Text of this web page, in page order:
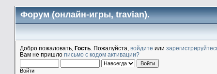
Форум (онлайн-игры, travian).
Добро пожаловать, Гость . Пожалуйста, войдите или
Вам не пришло письмо с кодом активации?
Войти